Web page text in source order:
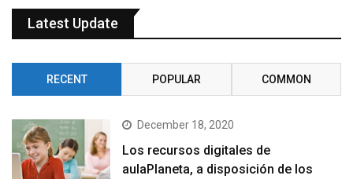
Latest Update
RECENT POPULAR COMMON
December 18, 2020
Los recursos digitales de
aulaPlaneta, a disposición de los